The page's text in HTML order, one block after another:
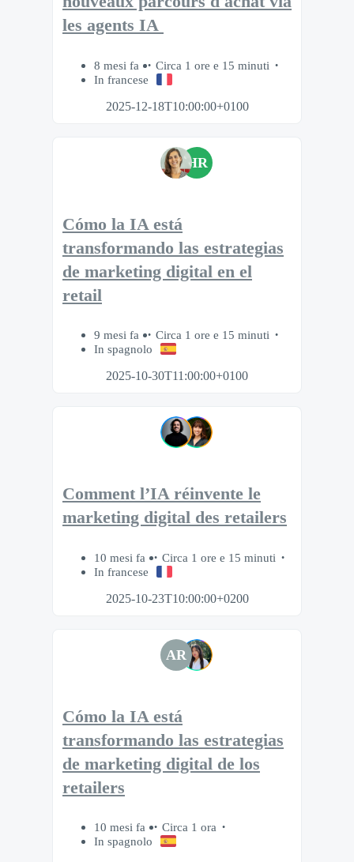
les agents IA
8 mesi fa
Circa 1 ore e 15 minuti
In francese
2025-12-18T10:00:00+0100
HR
Cómo la IA está
transformando las estrategias
de marketing digital en el
retail
9 mesi fa
Circa 1 ore e 15 minuti
In spagnolo
2025-10-30T11:00:00+0100
Comment l’IA réinvente le
marketing digital des retailers
10 mesi fa
Circa 1 ore e 15 minuti
In francese
2025-10-23T10:00:00+0200
AR
Cómo la IA está
transformando las estrategias
de marketing digital de los
retailers
10 mesi fa
Circa 1 ora
In spagnolo